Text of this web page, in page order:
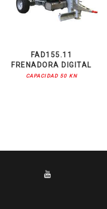
FAD155.11
FRENADORA DIGITAL
CAPACIDAD 50 KN